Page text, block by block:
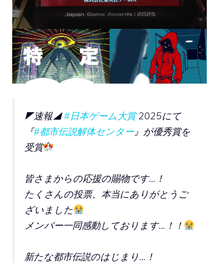
◤速報◢#日本ゲーム大賞2025にて
『#都市伝説解体センター』が優秀賞を
受賞
皆さまからの応援の賜物です…！
たくさんの投票、本当にありがとうご
ざいました
メンバー一同感動しております…！！
新たな都市伝説のはじまり…！